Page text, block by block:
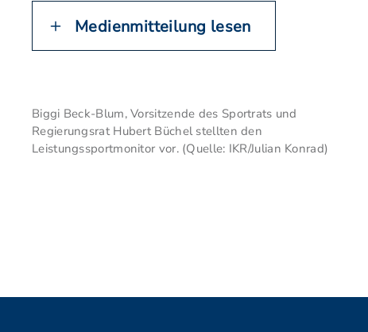
Medienmitteilung lesen
Biggi Beck-Blum, Vorsitzende des Sportrats und
Regierungsrat Hubert Büchel stellten den
Leistungssportmonitor vor. (Quelle: IKR/Julian Konrad)